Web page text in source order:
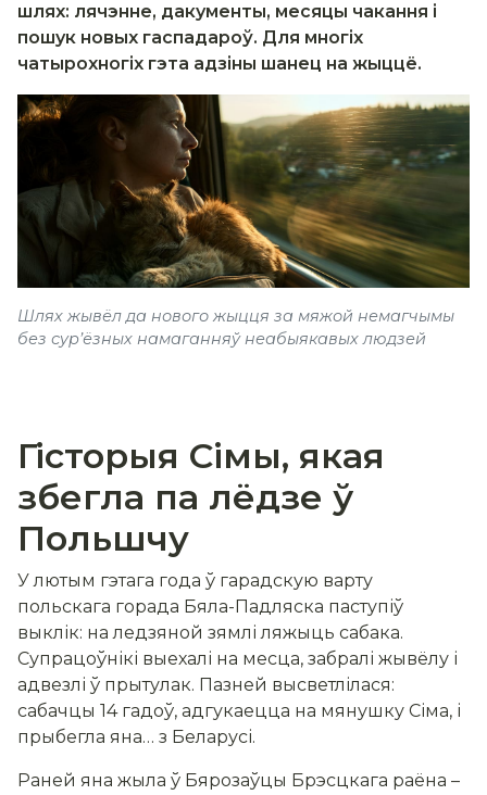
шлях: лячэнне, дакументы, месяцы чакання і
пошук новых гаспадароў. Для многіх
чатырохногіх гэта адзіны шанец на жыццё.
Шлях жывёл да нового жыцця за мяжой немагчымы
без сур’ёзных намаганняў неабыякавых людзей
Гісторыя Сімы, якая
збегла па лёдзе ў
Польшчу
У лютым гэтага года ў гарадскую варту
польскага горада Бяла-Падляска паступіў
выклік: на ледзяной зямлі ляжыць сабака.
Супрацоўнікі выехалі на месца, забралі жывёлу і
адвезлі ў прытулак. Пазней высветлілася:
сабачцы 14 гадоў, адгукаецца на мянушку Сіма, і
прыбегла яна… з Беларусі.
Раней яна жыла ў Бярозаўцы Брэсцкага раёна –